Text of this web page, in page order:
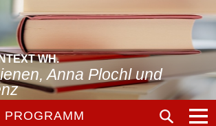
WH.
Anna Plochl und
PROGRAMM